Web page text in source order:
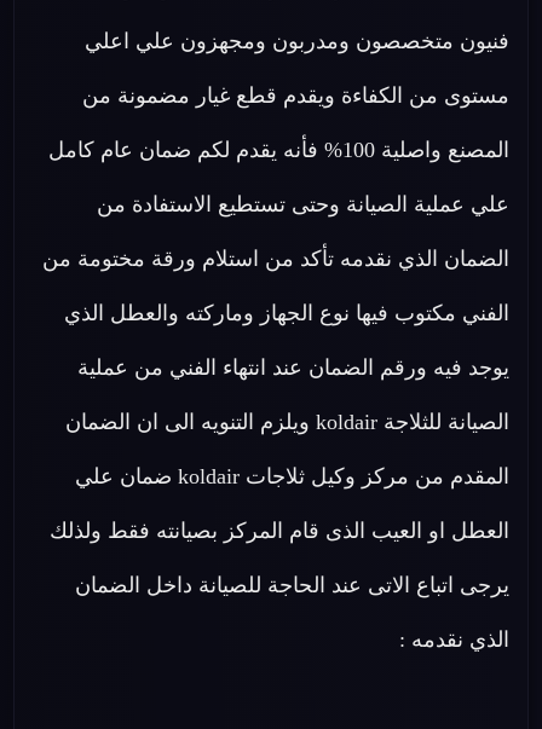
فنيون متخصصون ومدربون ومجهزون علي اعلي
مستوى من الكفاءة ويقدم قطع غيار مضمونة من
المصنع واصلية 100% فأنه يقدم لكم ضمان عام كامل
علي عملية الصيانة وحتى تستطيع الاستفادة من
الضمان الذي نقدمه تأكد من استلام ورقة مختومة من
الفني مكتوب فيها نوع الجهاز وماركته والعطل الذي
يوجد فيه ورقم الضمان عند انتهاء الفني من عملية
الصيانة للثلاجة koldair ويلزم التنويه الى ان الضمان
المقدم من مركز وكيل ثلاجات koldair ضمان علي
العطل او العيب الذى قام المركز بصيانته فقط ولذلك
يرجى اتباع الاتى عند الحاجة للصيانة داخل الضمان
الذي نقدمه :